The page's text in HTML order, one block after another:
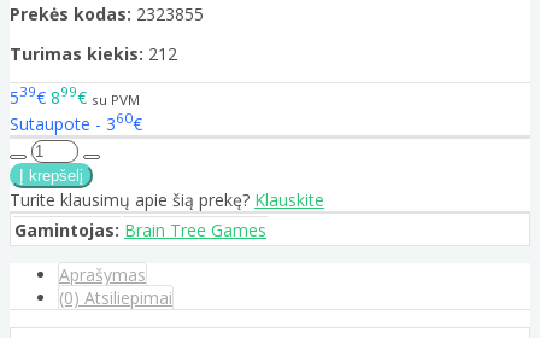
Prekės kodas: 2323855
Turimas kiekis: 212
539€ 899€ su PVM
Sutaupote - 360€
Turite klausimų apie šią prekę? Klauskite
Gamintojas: Brain Tree Games
Aprašymas
(0) Atsiliepimai